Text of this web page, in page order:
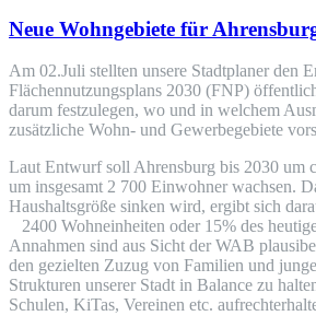
Neue Wohngebiete für
Am 02.Juli stellten unsere Stadtplaner den
Flächennutzungsplans 2030 (FNP)
darum festzulegen, wo und in welchem
zusätzliche Wohn- und Gewerbegebiete
Laut Entwurf soll Ahrensburg bis 2030 um
um insgesamt 2 700 Einwohner wachsen.
Haushaltsgröße sinken wird, ergibt sich
2400 Wohneinheiten oder 15% des
Annahmen sind aus Sicht der WAB
den gezielten Zuzug von Familien und
Strukturen unserer Stadt in Balance zu
Schulen, KiTas, Vereinen etc.